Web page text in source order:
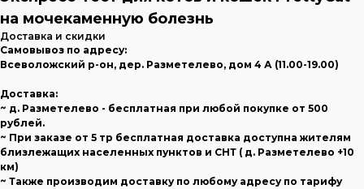
на мочекаменную болезнь
Доставка и скидки
Самовывоз по адресу:
Всеволожский р-он, дер. Разметелево, дом 4 А (11.00-19.00)
Доставка:
~ д. Разметелево - бесплатная при любой покупке от 500
рублей.
~ При заказе от 5 тр бесплатная доставка доступна жителям
близлежащих населенных пунктов и СНТ ( д. Разметелево +10
км)
~ Также производим доставку по любому адресу по тарифу